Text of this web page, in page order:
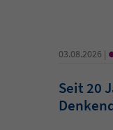
03.08.2026 |
Seit 20